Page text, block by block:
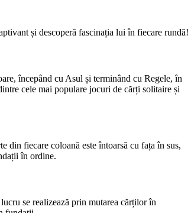
și descoperă fascinația lui în fiecare rundă!
începând cu Asul și terminând cu Regele, în
cele mai populare jocuri de cărți solitaire și
din fiecare coloană este întoarsă cu fața în sus,
în ordine.
se realizează prin mutarea cărților în